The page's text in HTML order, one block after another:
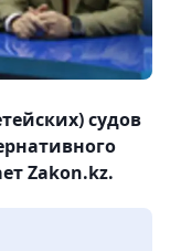
судов
Zakon.kz.